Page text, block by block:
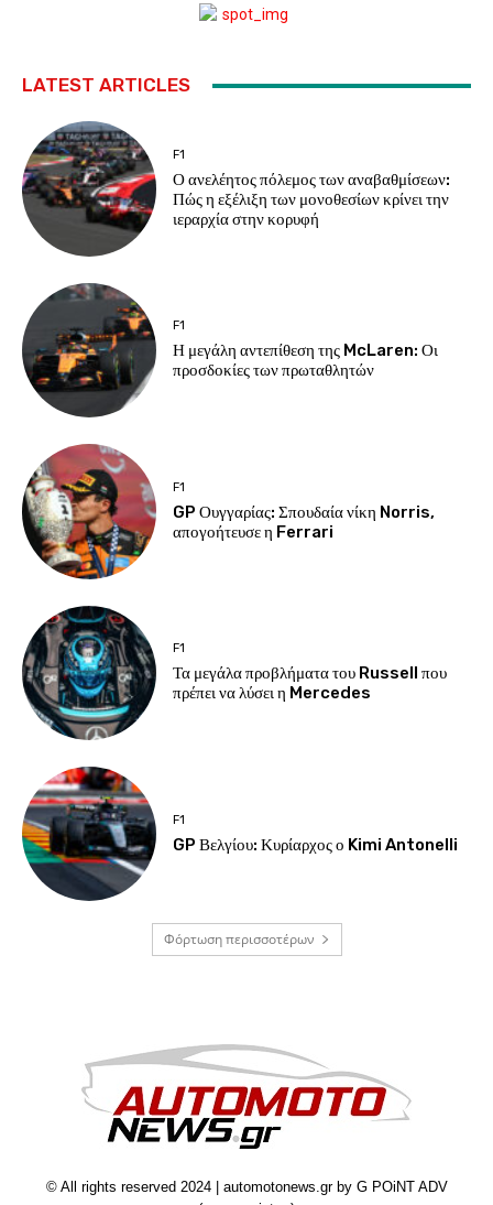
LATEST ARTICLES
F1
Ο ανελέητος πόλεμος των αναβαθμίσεων:
Πώς η εξέλιξη των μονοθεσίων κρίνει την
ιεραρχία στην κορυφή
F1
Η μεγάλη αντεπίθεση της McLaren: Οι
προσδοκίες των πρωταθλητών
F1
GP Ουγγαρίας: Σπουδαία νίκη Norris,
απογοήτευσε η Ferrari
F1
Τα μεγάλα προβλήματα του Russell που
πρέπει να λύσει η Mercedes
F1
GP Βελγίου: Κυρίαρχος ο Kimi Antonelli
Φόρτωση περισσοτέρων
© All rights reserved 2024 | automotonews.gr by G POiNT ADV